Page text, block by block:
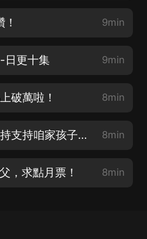
9min
日更十集 9min
破萬啦！ 8min
第6集 美女請客-支持支持咱家孩子吧！ 8min
，求點月票！ 8min